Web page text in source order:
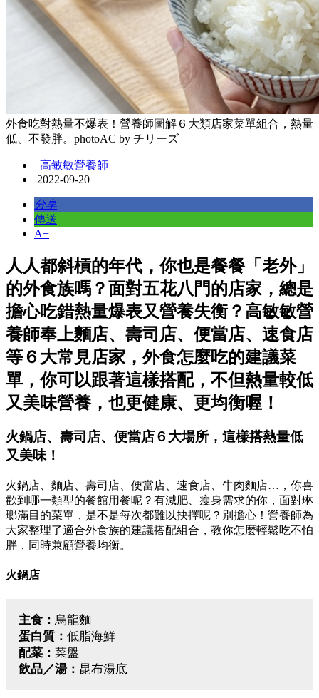
外食吃對熱量不爆表！營養師圖解６大類店家菜單組合，熱量
低、不發胖。photoAC by チリーズ
高敏敏營養師
2022-09-20
分享
傳送
A+
人人都斜槓的年代，你也是餐餐「老外」
的外食族嗎？面對五花八門的店家，總是
擔心吃錯熱量爆表又營養失衡？高敏敏營
養師奉上麵店、壽司店、便當店、速食店
等６大常見店家，外食怎麼吃的建議菜
單，你可以跟著這樣搭配，不但熱量較低
又美味營養，也更健康、更均衡喔！
火鍋店、壽司店、便當店６大場所，這樣搭熱量低
又美味！
火鍋店、麵店、壽司店、便當店、速食店、牛肉麵店…，你喜
歡到哪一類型的餐館用餐呢？有減肥、瘦身需求的你，面對琳
瑯滿目的菜單，是不是每次都難以抉擇呢？別擔心！營養師為
大家整理了適合外食族的建議搭配組合，教你怎麼輕鬆吃不怕
胖，同時兼顧營養均衡。
火鍋店
主食： 烏龍麵
蛋白質： 低脂海鮮
配菜： 菜盤
飲品／湯： 昆布湯底